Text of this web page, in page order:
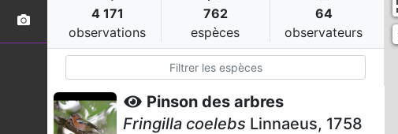
4 171
observations
762
espèces
64
observateurs
Pinson des arbres
Fringilla coelebs Linnaeus, 1758